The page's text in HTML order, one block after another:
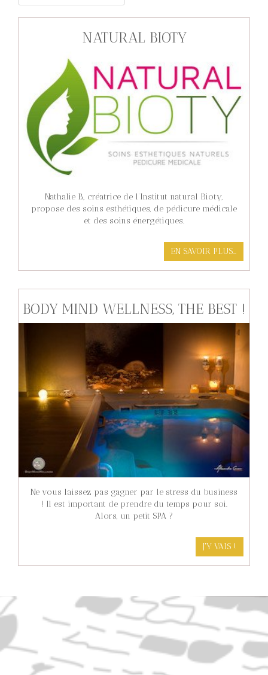
NATURAL BIOTY
Nathalie B., créatrice de l’Institut natural Bioty,
propose des soins esthétiques, de pédicure médicale
et des soins énergétiques.
EN SAVOIR PLUS...
BODY MIND WELLNESS, THE BEST !
Ne vous laissez pas gagner par le stress du business
! Il est important de prendre du temps pour soi.
Alors, un petit SPA ?
J'Y VAIS !